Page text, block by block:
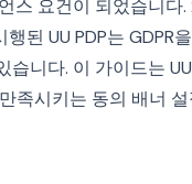
스 요건이 되었습니다
된 UU PDP는 GDPR
니다. 이 가이드는
족시키는 동의 배너